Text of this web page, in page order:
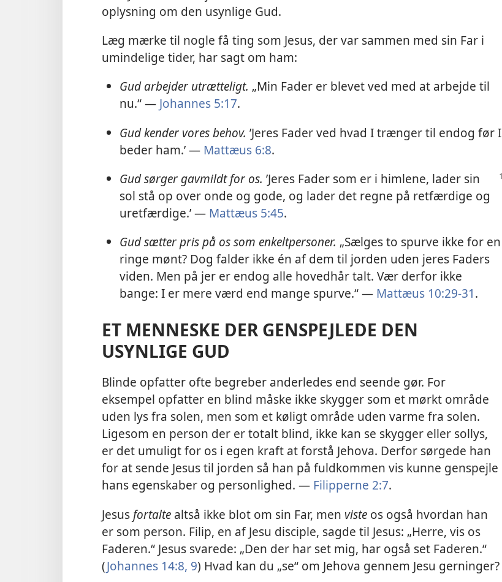
oplysning om den usynlige Gud.
Læg mærke til nogle få ting som Jesus, der var sammen med sin Far i
umindelige tider, har sagt om ham:
Gud arbejder utrætteligt. „Min Fader er blevet ved med at arbejde til
nu.“ — Johannes 5:17.
Gud kender vores behov. ’Jeres Fader ved hvad I trænger til endog før I
beder ham.’ — Mattæus 6:8.
Gud sørger gavmildt for os. ’Jeres Fader som er i himlene, lader sin
sol stå op over onde og gode, og lader det regne på retfærdige og
uretfærdige.’ — Mattæus 5:45.
Gud sætter pris på os som enkeltpersoner. „Sælges to spurve ikke for en
ringe mønt? Dog falder ikke én af dem til jorden uden jeres Faders
viden. Men på jer er endog alle hovedhår talt. Vær derfor ikke
bange: I er mere værd end mange spurve.“ — Mattæus 10:29-31.
ET MENNESKE DER GENSPEJLEDE DEN
USYNLIGE GUD
Blinde opfatter ofte begreber anderledes end seende gør. For
eksempel opfatter en blind måske ikke skygger som et mørkt område
uden lys fra solen, men som et køligt område uden varme fra solen.
Ligesom en person der er totalt blind, ikke kan se skygger eller sollys,
er det umuligt for os i egen kraft at forstå Jehova. Derfor sørgede han
for at sende Jesus til jorden så han på fuldkommen vis kunne genspejle
hans egenskaber og personlighed. — Filipperne 2:7.
Jesus fortalte altså ikke blot om sin Far, men viste os også hvordan han
er som person. Filip, en af Jesu disciple, sagde til Jesus: „Herre, vis os
Faderen.“ Jesus svarede: „Den der har set mig, har også set Faderen.“
(Johannes 14:8, 9) Hvad kan du „se“ om Jehova gennem Jesu gerninger?